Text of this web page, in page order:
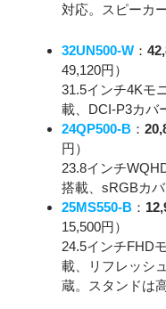
対応。スピーカ
32UN500-W ：
49,120円）
31.5インチ4Kモ
載、DCI-P3カバ
24QP500-B ：
円）
23.8インチ
搭載、sRGBカバ
25MS550-B ：
15,500円）
24.5インチFHD
載、リフレッシ
蔵。スタンドは